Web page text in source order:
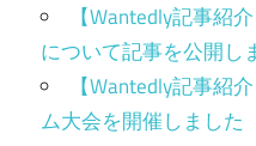
【Wantedly記事紹
について記事を公開し
【Wantedly記事紹
ム大会を開催しました